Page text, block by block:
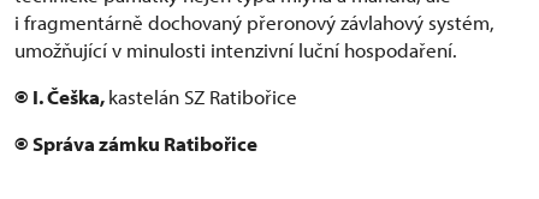
i fragmentárně dochovaný přeronový závlahový systém,
umožňující v minulosti intenzivní luční hospodaření.
© I. Češka,kastelán SZ Ratibořice
© Správa zámku Ratibořice